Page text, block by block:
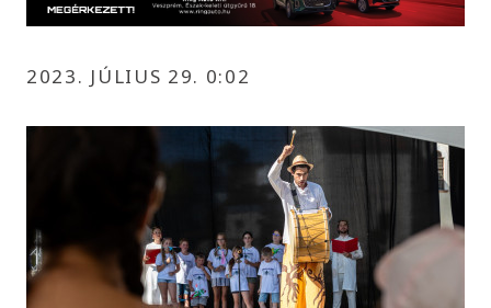
2023. JÚLIUS 29. 0:02